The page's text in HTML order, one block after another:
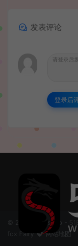
发表评论
登录后
© 2024 51boshao -
fox Fairy
网站地图